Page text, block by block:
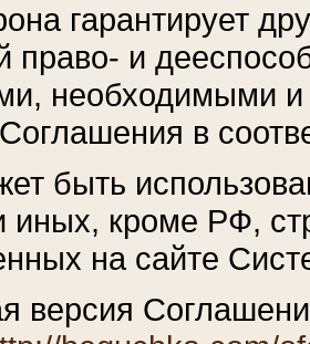
гарантирует
право- и
необходимыми
в
быть
иных, кроме РФ,
на сайте
версия